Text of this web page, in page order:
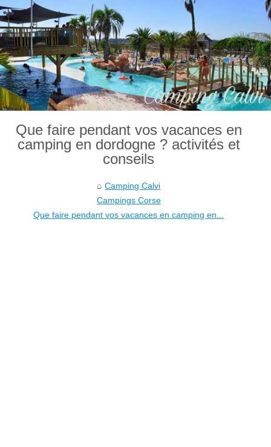
Que faire pendant vos vacances en
camping en dordogne ? activités et
conseils
Camping Calvi
Campings Corse
Que faire pendant vos vacances en camping en...